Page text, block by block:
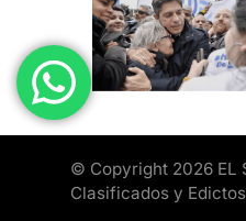
© Copyright 2026 EL
Clasificados y